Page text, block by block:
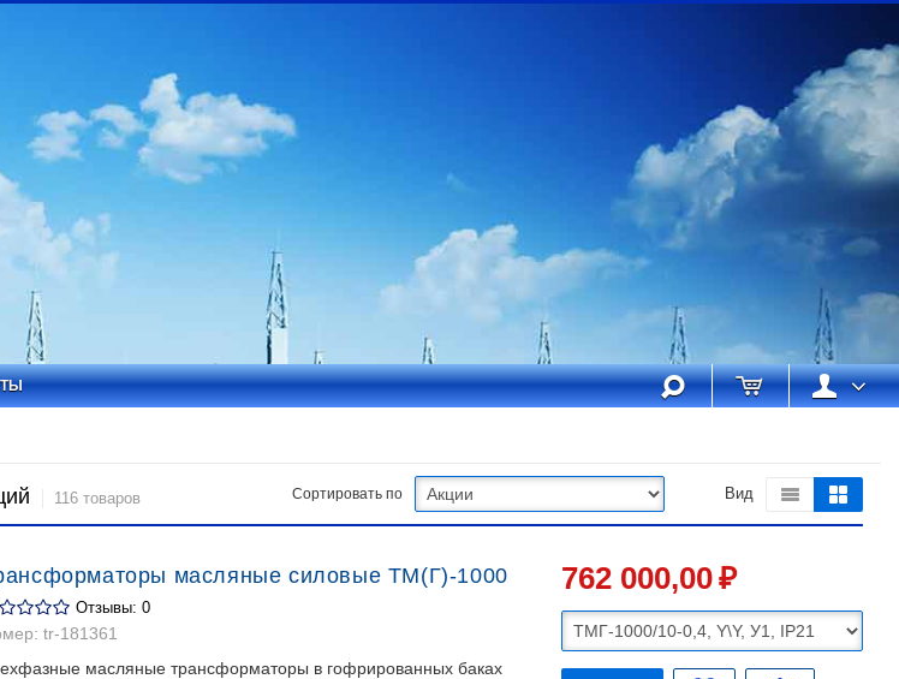
116 товаров Сортировать по Вид
масляные силовые ТМ(Г)-1000
Отзывы: 0
tr-181361
масляные трансформаторы в гофрированных баках
762 000,00₽